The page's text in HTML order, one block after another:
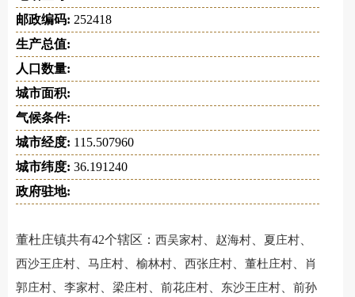
邮政编码: 252418
生产总值:
人口数量:
城市面积:
气候条件:
城市经度: 115.507960
城市纬度: 36.191240
政府驻地:
董杜庄镇共有42个辖区： 西吴家村 赵海村 夏庄村
西沙王庄村 马庄村 榆林村 西张庄村 董杜庄村
肖
郭庄村
李家村 梁庄村 前花庄村 东沙王庄村
前孙